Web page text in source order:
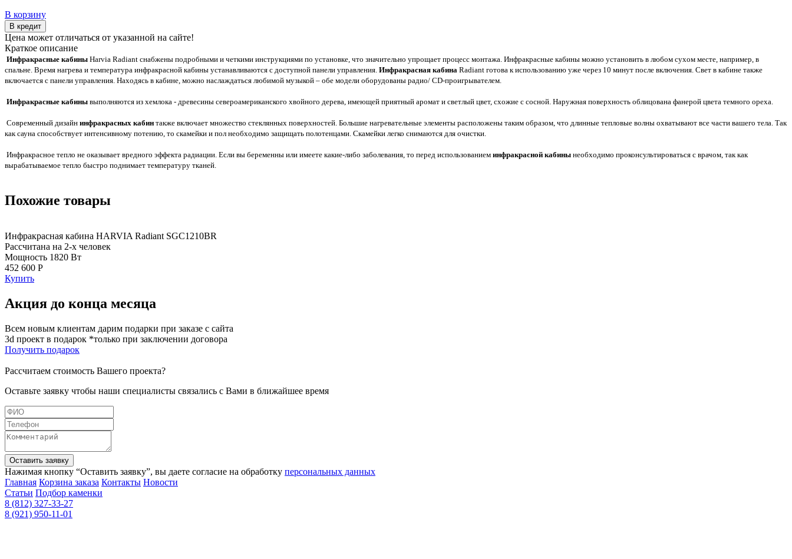
В корзину
В кредит
Цена может отличаться от указанной на сайте!
Краткое описание
Инфракрасные кабины Harvia Radiant снабжены подробными и четкими инструкциями по установке, что значительно упрощает процесс монтажа. Инфракрасные кабины можно установить в любом сухом месте, например, в
спальне. Время нагрева и температура инфракрасной кабины устанавливаются с доступной панели управления. Инфракрасная кабина Radiant готова к использованию уже через 10 минут после включения. Свет в кабине также
включается с панели управления. Находясь в кабине, можно наслаждаться любимой музыкой – обе модели оборудованы радио/ CD-проигрывателем.
Инфракрасные кабины выполняются из хемлока - древесины североамериканского хвойного дерева, имеющей приятный аромат и светлый цвет, схожие с сосной. Наружная поверхность облицована фанерой цвета темного ореха.
Современный дизайн инфракрасных кабин также включает множество стеклянных поверхностей. Большие нагревательные элементы расположены таким образом, что длинные тепловые волны охватывают все части вашего тела. Так
как сауна способствует интенсивному потению, то скамейки и пол необходимо защищать полотенцами. Скамейки легко снимаются для очистки.
Инфракрасное тепло не оказывает вредного эффекта радиации. Если вы беременны или имеете какие-либо заболевания, то перед использованием инфракрасной кабины необходимо проконсультироваться с врачом, так как
вырабатываемое тепло быстро поднимает температуру тканей.
Похожие товары
Инфракрасная кабина HARVIA Radiant SGC1210BR
Рассчитана на 2-х человек
Мощность 1820 Вт
452 600 Р
Купить
Акция до конца месяца
Всем новым клиентам дарим подарки при заказе с сайта
3d проект в подарок *только при заключении договора
Получить подарок
Рассчитаем стоимость Вашего проекта?
Оставьте заявку чтобы наши специалисты связались с Вами в ближайшее время
Оставить заявку
Нажимая кнопку “Оставить заявку”, вы даете согласие на обработку персональных данных
Главная Корзина заказа Контакты Новости
Статьи Подбор каменки
8 (812) 327-33-27
8 (921) 950-11-01